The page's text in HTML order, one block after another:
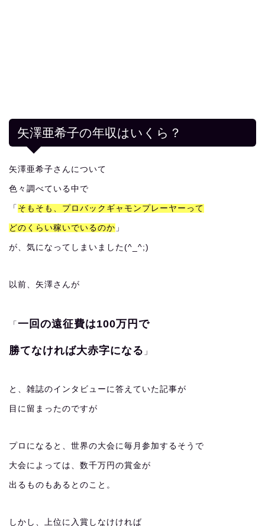
矢澤亜希子の年収はいくら？
矢澤亜希子さんについて
色々調べている中で
「 そもそも、プロバックギャモンプレーヤーって
どのくらい稼いでいるのか 」
が、気になってしまいました(^_^;)
以前、矢澤さんが
「 一回の遠征費は100万円で
勝てなければ大赤字になる 」
と、雑誌のインタビューに答えていた記事が
目に留まったのですが
プロになると、世界の大会に毎月参加するそうで
大会によっては、数千万円の賞金が
出るものもあるとのこと。
しかし、上位に入賞しなけければ